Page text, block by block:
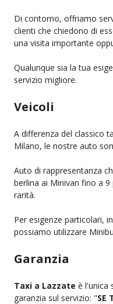
Di contorno, offriamo
clienti che chiedono di
una visita importante
Qualunque sia la tua
servizio migliore.
Veicoli
A differenza del classico
Milano, le nostre auto
Auto di rappresentanza
berlina ai Minivan fino a
rarità.
Per esigenze particolari,
possiamo utilizzare
Garanzia
Taxi a Lazzate è l'unica
garanzia sul servizio: "SE